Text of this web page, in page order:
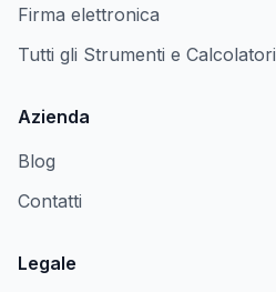
Firma elettronica
Tutti gli Strumenti e Calcolatori
Azienda
Blog
Contatti
Legale